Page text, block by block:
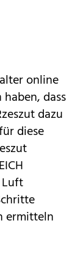
online
dass
dazu
diese
Luft
ermitteln